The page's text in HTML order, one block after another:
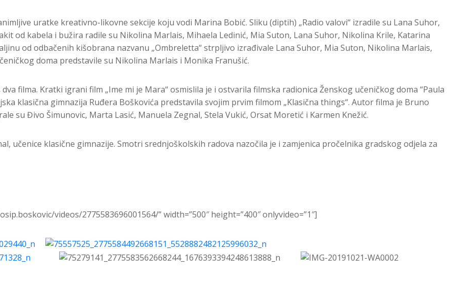
uratke kreativno-likovne sekcije koju vodi Marina Bobić. Sliku (diptih) „Radio valovi“ izradile su Lana Suhor,
od kabela i bužira radile su Nikolina Marlais, Mihaela Ledinić, Mia Suton, Lana Suhor, Nikolina Krile, Katarina
od odbačenih kišobrana nazvanu „Ombreletta“ strpljivo izrađivale Lana Suhor, Mia Suton, Nikolina Marlais,
doma predstavile su Nikolina Marlais i Monika Franušić.
filma. Kratki igrani film „Ime mi je Mara“ osmislila je i ostvarila filmska radionica Ženskog učeničkog doma “Paula
klasična gimnazija Ruđera Boškovića predstavila svojim prvim filmom „Klasična things“. Autor filma je Bruno
su Đivo Šimunovic, Marta Lasić, Manuela Zegnal, Stela Vukić, Orsat Moretić i Karmen Knežić.
učenice klasične gimnazije. Smotri srednjoškolskih radova nazočila je i zamjenica pročelnika gradskog odjela za
videos/2775583696001564/” width=”500″ height=”400″ onlyvideo=”1″]